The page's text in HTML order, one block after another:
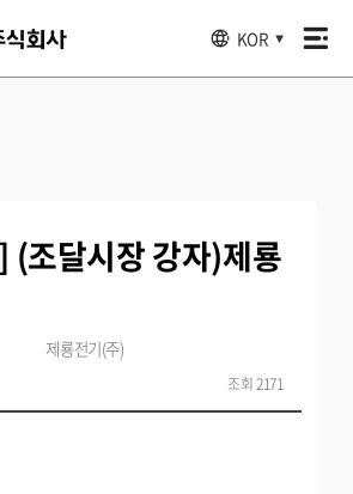
KOR ▼
(조달시장 강자)제룡
제룡전기(주)
조회 2171